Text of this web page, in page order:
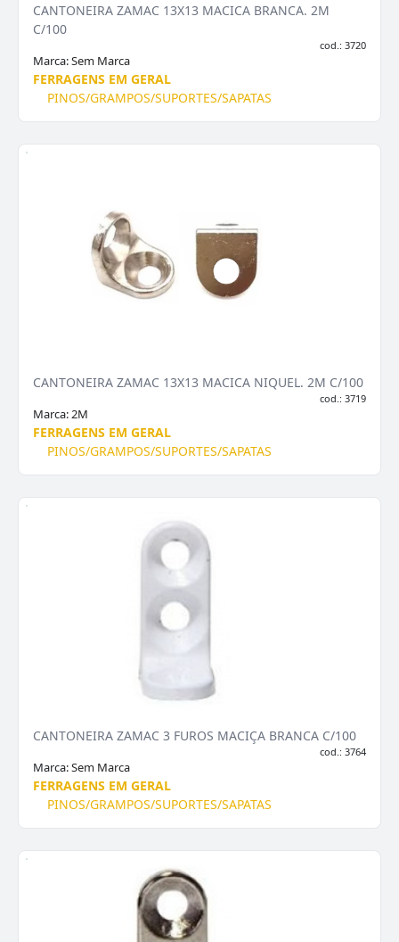
CANTONEIRA ZAMAC 13X13 MACICA BRANCA. 2M
C/100
cod.: 3720
Marca:Sem Marca
FERRAGENS EM GERAL
PINOS/GRAMPOS/SUPORTES/SAPATAS
CANTONEIRA ZAMAC 13X13 MACICA NIQUEL. 2M C/100
cod.: 3719
Marca:2M
FERRAGENS EM GERAL
PINOS/GRAMPOS/SUPORTES/SAPATAS
CANTONEIRA ZAMAC 3 FUROS MACIÇA BRANCA C/100
cod.: 3764
Marca:Sem Marca
FERRAGENS EM GERAL
PINOS/GRAMPOS/SUPORTES/SAPATAS